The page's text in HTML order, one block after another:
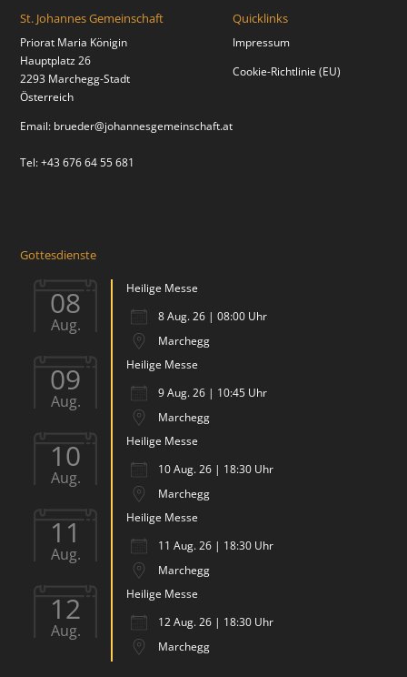
St. Johannes Gemeinschaft
Priorat Maria Königin
Hauptplatz 26
2293 Marchegg-Stadt
Österreich
Email: brueder@johannesgemeinschaft.at
Tel: +43 676 64 55 681
Quicklinks
Impressum
Cookie-Richtlinie (EU)
Gottesdienste
08
Aug.
Heilige Messe
8 Aug. 26 | 08:00 Uhr
Marchegg
09
Aug.
Heilige Messe
9 Aug. 26 | 10:45 Uhr
Marchegg
10
Aug.
Heilige Messe
10 Aug. 26 | 18:30 Uhr
Marchegg
11
Aug.
Heilige Messe
11 Aug. 26 | 18:30 Uhr
Marchegg
12
Aug.
Heilige Messe
12 Aug. 26 | 18:30 Uhr
Marchegg